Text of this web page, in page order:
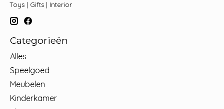
Toys | Gifts | Interior
Categorieën
Alles
Speelgoed
Meubelen
Kinderkamer